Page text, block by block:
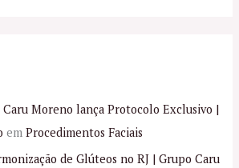
Caru Moreno lança Protocolo Exclusivo |
emProcedimentos Faciais
de Glúteos no RJ | Grupo Caru